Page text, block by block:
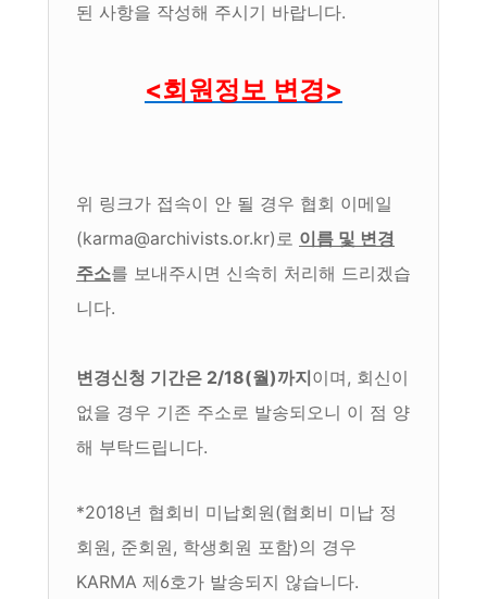
된 사항을 작성해 주시기 바랍니다.
<회원정보 변경>
위 링크가 접속이 안 될 경우 협회 이메일
(karma@archivists.or.kr)로 이름 및 변경
주소를 보내주시면 신속히 처리해 드리겠습
니다.
변경신청 기간은 2/18(월)까지이며, 회신이
없을 경우 기존 주소로 발송되오니 이 점 양
해 부탁드립니다.
*2018년 협회비 미납회원(협회비 미납 정
회원, 준회원, 학생회원 포함)의 경우
KARMA 제6호가 발송되지 않습니다.